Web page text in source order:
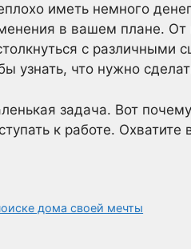
иметь немного
в вашем плане. От
с различными
узнать, что нужно
задача. Вот
к работе.
дома своей мечты